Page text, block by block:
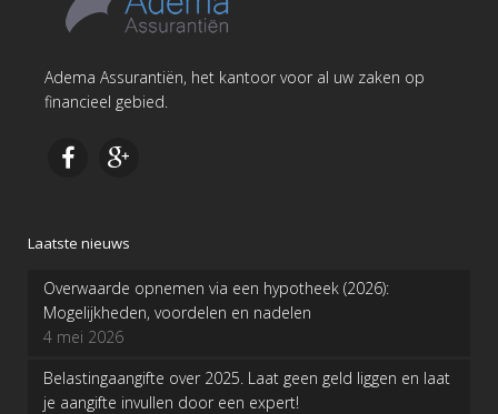
Adema Assurantiën, het kantoor voor al uw zaken op
financieel gebied.
Laatste nieuws
Overwaarde opnemen via een hypotheek (2026):
Mogelijkheden, voordelen en nadelen
4 mei 2026
Belastingaangifte over 2025. Laat geen geld liggen en laat
je aangifte invullen door een expert!